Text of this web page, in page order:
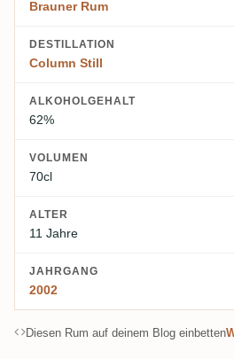
Brauner Rum
DESTILLATION
Column Still
ALKOHOLGEHALT
62%
VOLUMEN
70cl
ALTER
11 Jahre
JAHRGANG
2002
Diesen Rum auf deinem Blog einbetten